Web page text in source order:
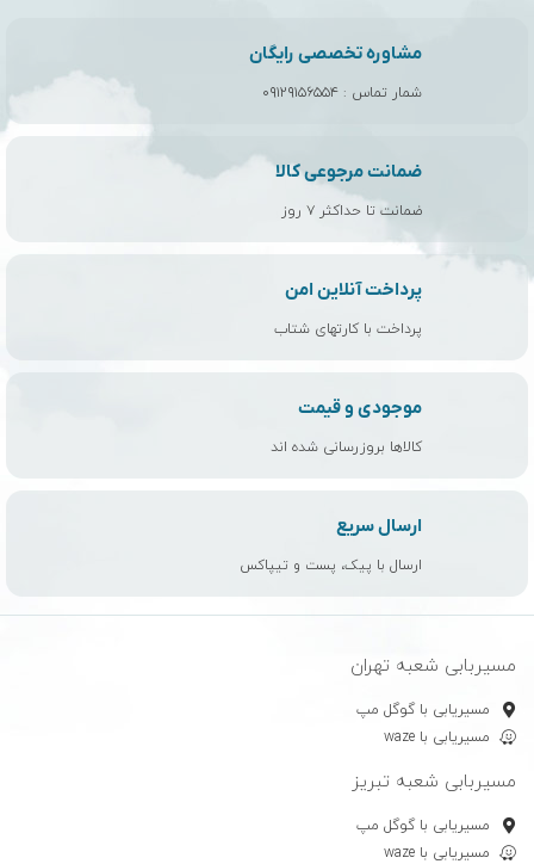
مشاوره تخصصی رایگان
شمار تماس : ۰۹۱۲۹۱۵۶۵۵۴
ضمانت مرجوعی کالا
ضمانت تا حداکثر ۷ روز
پرداخت آنلاین امن
پرداخت با کارتهای شتاب
موجودی و قیمت
کالاها بروزرسانی شده اند
ارسال سریع
ارسال با پیک، پست و تیپاکس
مسیربابی شعبه تهران
مسیریابی با گوگل مپ
مسیریابی با waze
مسیربابی شعبه تبریز
مسیریابی با گوگل مپ
مسیریابی با waze